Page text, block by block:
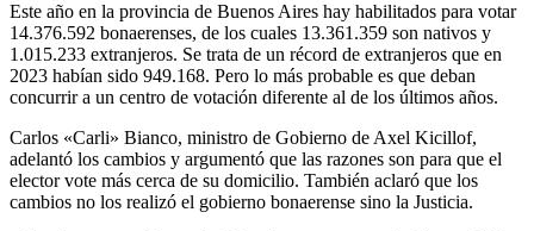
Este año en la provincia de Buenos Aires hay habilitados para votar
14.376.592 bonaerenses, de los cuales 13.361.359 son nativos y
1.015.233 extranjeros. Se trata de un récord de extranjeros que en
2023 habían sido 949.168. Pero lo más probable es que deban
concurrir a un centro de votación diferente al de los últimos años.
Carlos «Carli» Bianco, ministro de Gobierno de Axel Kicillof,
adelantó los cambios y argumentó que las razones son para que el
elector vote más cerca de su domicilio. También aclaró que los
cambios no los realizó el gobierno bonaerense sino la Justicia.